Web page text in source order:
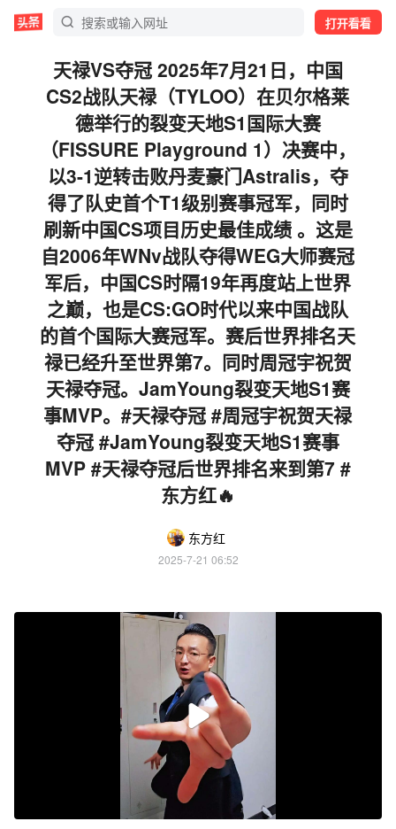
打开看看
天禄VS夺冠 2025年7月21日，中国
CS2战队天禄（TYLOO）在贝尔格莱
德举行的裂变天地S1国际大赛
（FISSURE Playground 1）决赛中，
以3-1逆转击败丹麦豪门Astralis，夺
得了队史首个T1级别赛事冠军，同时
刷新中国CS项目历史最佳成绩 。这是
自2006年WNv战队夺得WEG大师赛冠
军后，中国CS时隔19年再度站上世界
之巅，也是CS:GO时代以来中国战队
的首个国际大赛冠军。赛后世界排名天
禄已经升至世界第7。同时周冠宇祝贺
天禄夺冠。JamYoung裂变天地S1赛
事MVP。#天禄夺冠 #周冠宇祝贺天禄
夺冠 #JamYoung裂变天地S1赛事
MVP #天禄夺冠后世界排名来到第7 #
东方红🔥
东方红
2025-7-21 06:52